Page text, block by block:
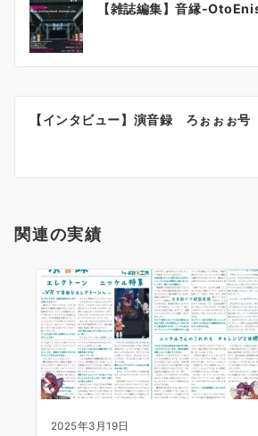
ビ
ン
【雑誌編集】音縁-
【インタビュー】演音録 ろぉぉぉ号
関連の実績
2025年3月19日